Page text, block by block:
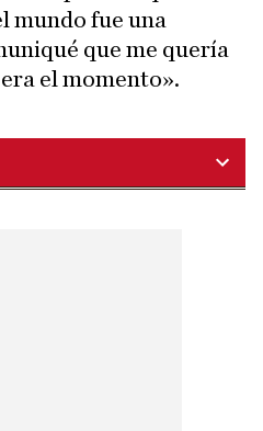
mundo fue una
que me quería
el momento».